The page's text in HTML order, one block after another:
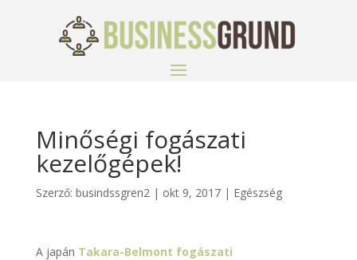
Minőségi fogászati
kezelőgépek!
Szerző: busindssgren2| okt 9, 2017| Egészség
A japán Takara-Belmont fogászati